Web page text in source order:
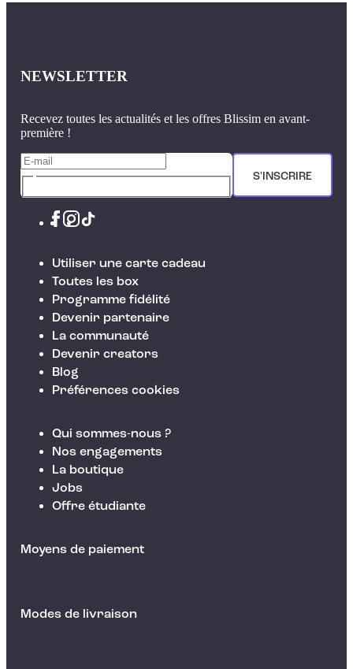
NEWSLETTER
Recevez toutes les actualités et les offres Blissim en avant-
première !
S'INSCRIRE
Utiliser une carte cadeau
Toutes les box
Programme fidélité
Devenir partenaire
La communauté
Devenir creators
Blog
Préférences cookies
Qui sommes-nous ?
Nos engagements
La boutique
Jobs
Offre étudiante
Moyens de paiement
Modes de livraison